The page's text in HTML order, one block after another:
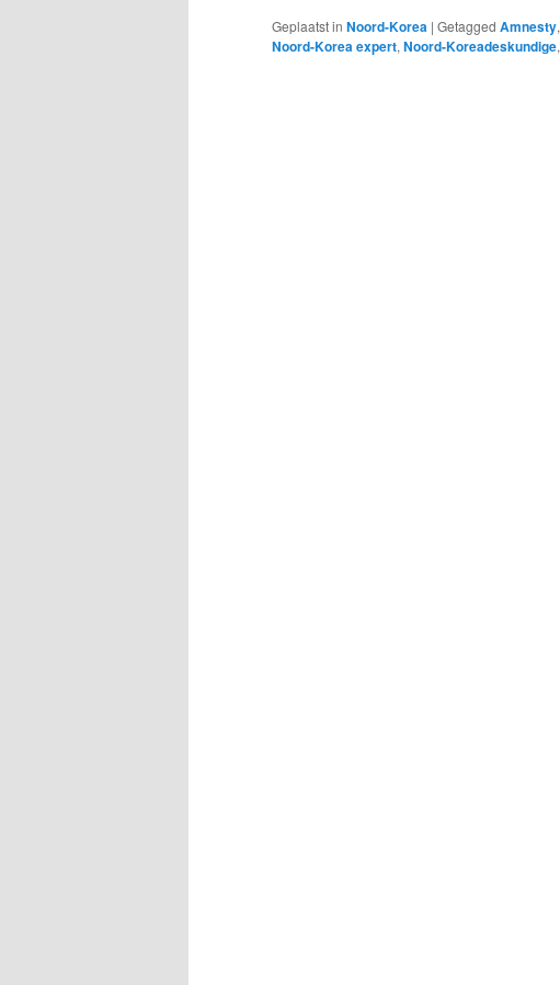
Geplaatst in Noord-Korea | Getagged Amnesty,
Noord-Korea expert, Noord-Koreadeskundige,